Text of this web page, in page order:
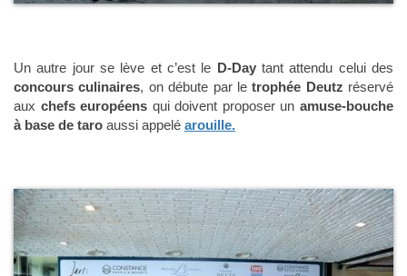
Un autre jour se lève et c’est le D-Daytant attendu celui des
concours culinaires, on débute par letrophée Deutz réservé
aux chefs européens qui doivent proposer unamuse-bouche
à base de taro aussi appelé arouille.